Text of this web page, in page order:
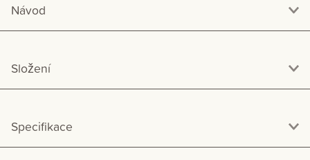
Návod
Složení
Specifikace